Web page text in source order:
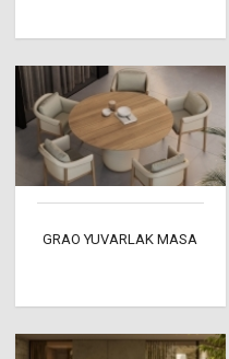
GRAO YUVARLAK MASA